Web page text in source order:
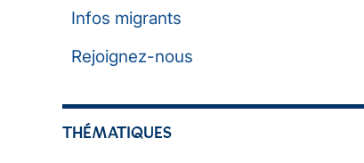
Infos migrants
Rejoignez-nous
THÉMATIQUES